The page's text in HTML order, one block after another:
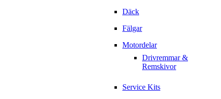
Däck
Fälgar
Motordelar
Drivremmar &
Remskivor
Service Kits